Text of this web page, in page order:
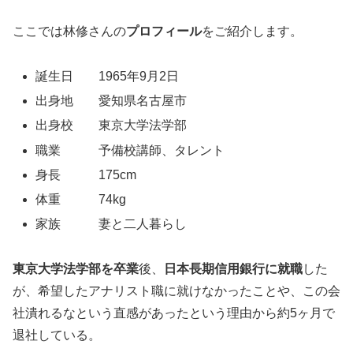
ここでは林修さんのプロフィールをご紹介します。
誕生日 1965年9月2日
出身地 愛知県名古屋市
出身校 東京大学法学部
職業 予備校講師、タレント
身長 175cm
体重 74kg
家族 妻と二人暮らし
東京大学法学部を卒業後、 日本長期信用銀行に就職した
が、希望したアナリスト職に就けなかったことや、この会
社潰れるなという直感があったという理由から約5ヶ月で
退社している。